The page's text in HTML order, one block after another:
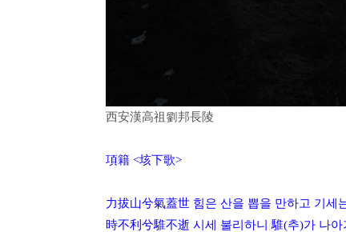
西安漢高祖劉邦長陵
項籍 <垓下歌>
力拔山兮氣蓋世 힘은 산을 뽑을 만하고 기세
時不利兮騅不逝 시세 불리하니 騅(추)가 나